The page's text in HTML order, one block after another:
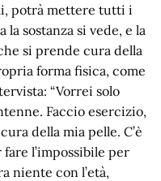
potrà mettere tutti i
sostanza si vede, e la
si prende cura della
forma fisica, come
“Vorrei solo
Faccio esercizio,
della mia pelle. C’è
l’impossibile per
niente con l’età,